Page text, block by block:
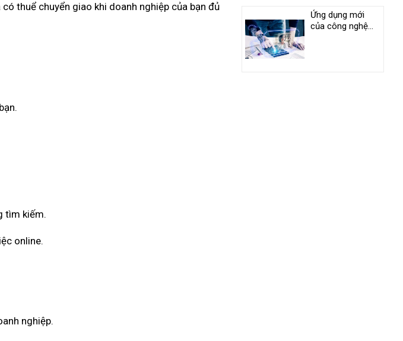
thuể chuyển giao khi doanh nghiệp của bạn đủ
tìm kiếm.
online.
nghiệp.
Ứng dụng mới
của công nghệ